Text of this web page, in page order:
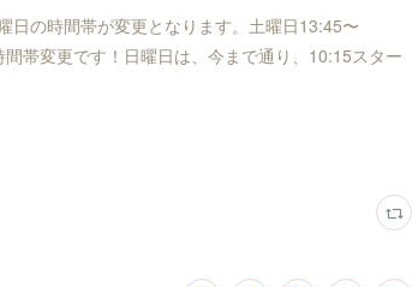
の時間帯が変更となります。土曜日13:45〜
帯変更です！日曜日は、今まで通り、10:15スター